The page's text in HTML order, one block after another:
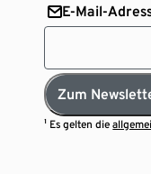
E-Mail-
Zum
¹ Es gelten die